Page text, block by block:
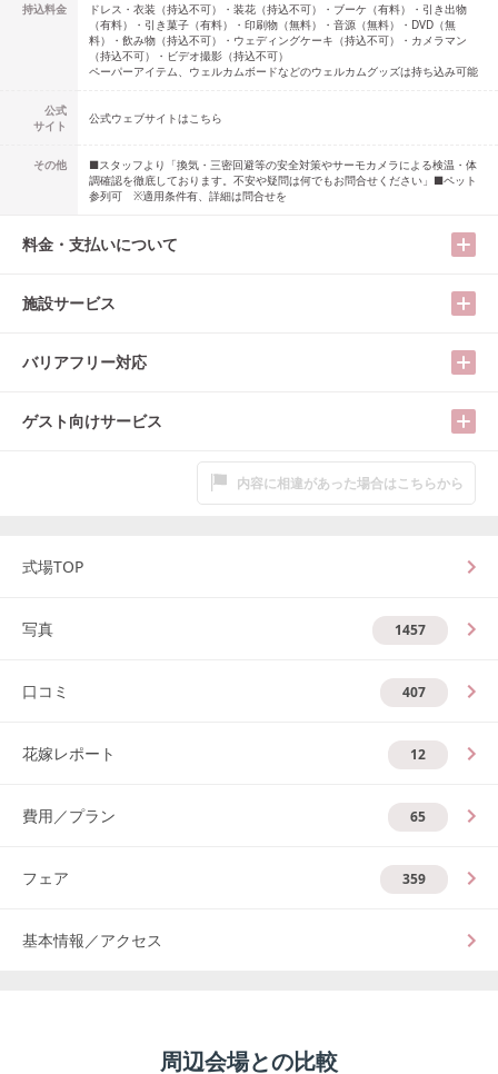
持込料金
ドレス・衣装（持込不可）・装花（持込不可）・ブーケ（有料）・引き出物
（有料）・引き菓子（有料）・印刷物（無料）・音源（無料）・DVD（無
料）・飲み物（持込不可）・ウェディングケーキ（持込不可）・カメラマン
（持込不可）・ビデオ撮影（持込不可）
ペーパーアイテム、ウェルカムボードなどのウェルカムグッズは持ち込み可能
公式
サイト
公式ウェブサイトはこちら
その他
■スタッフより「換気・三密回避等の安全対策やサーモカメラによる検温・体
調確認を徹底しております。不安や疑問は何でもお問合せください」■ペット
参列可 ※適用条件有、詳細は問合せを
料金・支払いについて
施設サービス
バリアフリー対応
ゲスト向けサービス
内容に相違があった場合はこちらから
式場TOP
写真 1457
口コミ 407
花嫁レポート 12
費用／プラン 65
フェア 359
基本情報／アクセス
周辺会場との比較